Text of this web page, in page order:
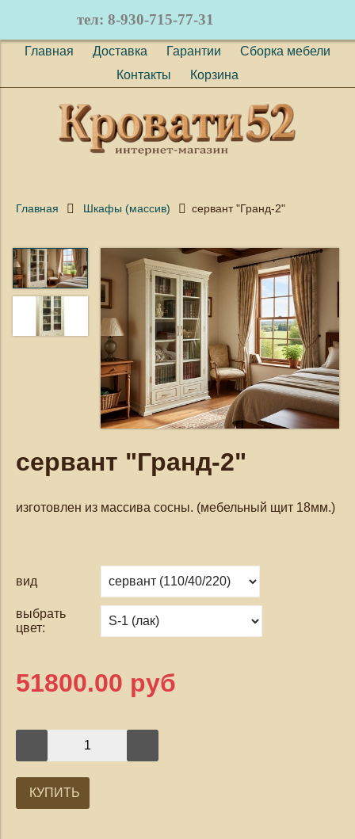
тел: 8-930-715-77-31
Главная Доставка Гарантии
Сборка мебели
Контакты
Корзина
Главная Шкафы (массив) сервант "Гранд-2"
сервант "Гранд-2"
изготовлен из массива сосны. (мебельный щит 18мм.)
вид
выбрать
цвет:
51800.00 руб
КУПИТЬ